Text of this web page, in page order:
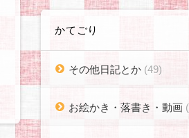
かてごり
その他日記とか (49)
お絵かき・落書き・動画